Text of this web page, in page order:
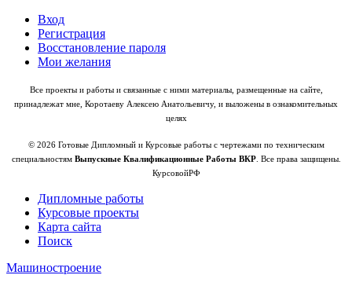
Вход
Регистрация
Восстановление пароля
Мои желания
Все проекты и работы и связанные с ними материалы, размещенные на сайте,
принадлежат мне, Коротаеву Алексею Анатольевичу, и выложены в ознакомительных
целях
© 2026 Готовые Дипломный и Курсовые работы с чертежами по техническим
специальностям Выпускные Квалификационные Работы ВКР. Все права защищены.
КурсовойРФ
Дипломные работы
Курсовые проекты
Карта сайта
Поиск
Машиностроение